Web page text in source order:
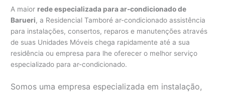
A maior rede especializada para ar-condicionado de
Barueri, a Residencial Tamboré ar-condicionado assistência
para instalações, consertos, reparos e manutenções através
de suas Unidades Móveis chega rapidamente até a sua
residência ou empresa para lhe oferecer o melhor serviço
especializado para ar-condicionado.
Somos uma empresa especializada em instalação,